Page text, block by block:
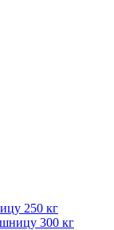
250 кг
300 кг